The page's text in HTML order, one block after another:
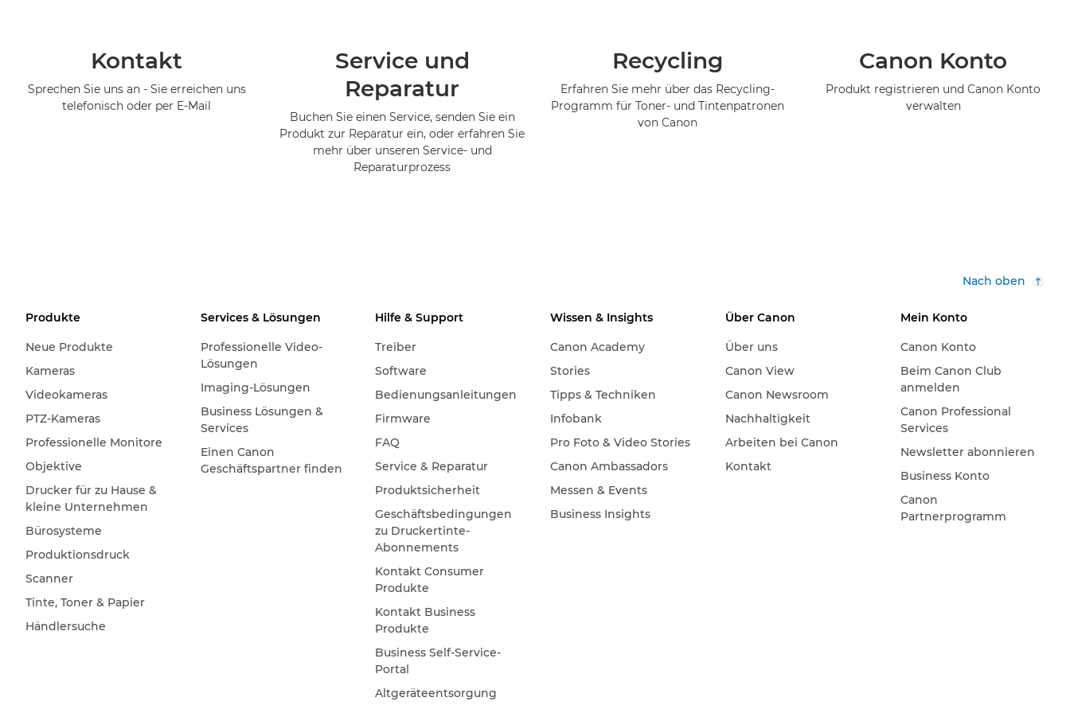
Kontakt
Sprechen Sie uns an - Sie erreichen uns
telefonisch oder per E-Mail
Service und
Reparatur
Buchen Sie einen Service, senden Sie ein
Produkt zur Reparatur ein, oder erfahren Sie
mehr über unseren Service- und
Reparaturprozess
Recycling
Erfahren Sie mehr über das Recycling-
Programm für Toner- und Tintenpatronen
von Canon
Canon Konto
Produkt registrieren und Canon Konto
verwalten
Nach oben
Produkte
Neue Produkte
Kameras
Videokameras
PTZ-Kameras
Professionelle Monitore
Objektive
Drucker für zu Hause &
kleine Unternehmen
Bürosysteme
Produktionsdruck
Scanner
Tinte, Toner & Papier
Händlersuche
Services & Lösungen
Professionelle Video-
Lösungen
Imaging-Lösungen
Business Lösungen &
Services
Einen Canon
Geschäftspartner finden
Hilfe & Support
Treiber
Software
Bedienungsanleitungen
Firmware
FAQ
Service & Reparatur
Produktsicherheit
Geschäftsbedingungen
zu Druckertinte-
Abonnements
Kontakt Consumer
Produkte
Kontakt Business
Produkte
Business Self-Service-
Portal
Altgeräteentsorgung
Wissen & Insights
Canon Academy
Stories
Tipps & Techniken
Infobank
Pro Foto & Video Stories
Canon Ambassadors
Messen & Events
Business Insights
Über Canon
Über uns
Canon View
Canon Newsroom
Nachhaltigkeit
Arbeiten bei Canon
Kontakt
Mein Konto
Canon Konto
Beim Canon Club
anmelden
Canon Professional
Services
Newsletter abonnieren
Business Konto
Canon
Partnerprogramm